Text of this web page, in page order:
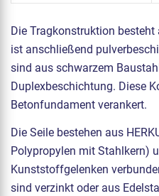
Die Tragkonstruktion
ist anschließend
sind aus schwarzem
Duplexbeschichtung. Diese
Betonfundament verankert.
Die Seile bestehen aus
Polypropylen mit Stahlkern)
Kunststoffgelenken
sind verzinkt oder aus